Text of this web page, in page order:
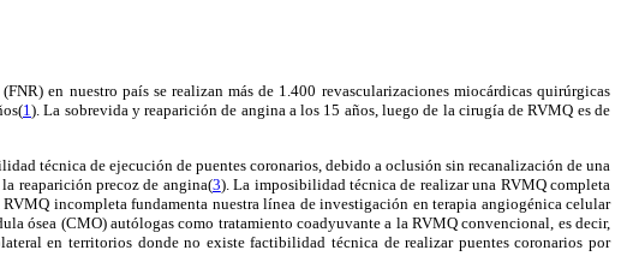
en nuestro país se realizan más de 1.400 revascularizaciones miocárdicas quirúrgicas
1). La sobrevida y reaparición de angina a los 15 años, luego de la cirugía de RVMQ es de
técnica de ejecución de puentes coronarios, debido a oclusión sin recanalización de una
reaparición precoz de angina(3). La imposibilidad técnica de realizar una RVMQ completa
incompleta fundamenta nuestra línea de investigación en terapia angiogénica celular
ósea (CMO) autólogas como tratamiento coadyuvante a la RVMQ convencional, es decir,
en territorios donde no existe factibilidad técnica de realizar puentes coronarios por